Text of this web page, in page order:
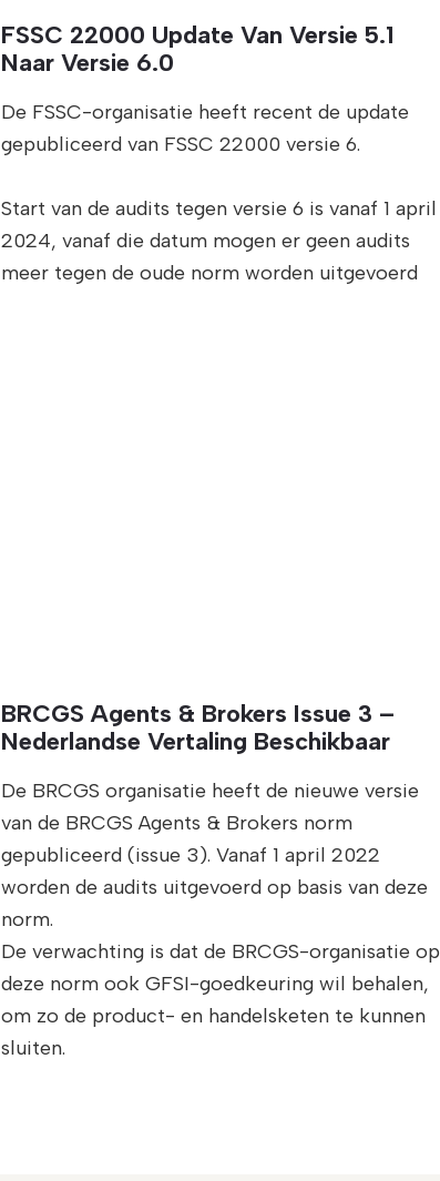
FSSC 22000 Update Van Versie 5.1
Naar Versie 6.0
De FSSC-organisatie heeft recent de update
gepubliceerd van FSSC 22000 versie 6.
Start van de audits tegen versie 6 is vanaf 1 april
2024, vanaf die datum mogen er geen audits
meer tegen de oude norm worden uitgevoerd
BRCGS Agents & Brokers Issue 3 –
Nederlandse Vertaling Beschikbaar
De BRCGS organisatie heeft de nieuwe versie
van de BRCGS Agents & Brokers norm
gepubliceerd (issue 3). Vanaf 1 april 2022
worden de audits uitgevoerd op basis van deze
norm.
De verwachting is dat de BRCGS-organisatie op
deze norm ook GFSI-goedkeuring wil behalen,
om zo de product- en handelsketen te kunnen
sluiten.